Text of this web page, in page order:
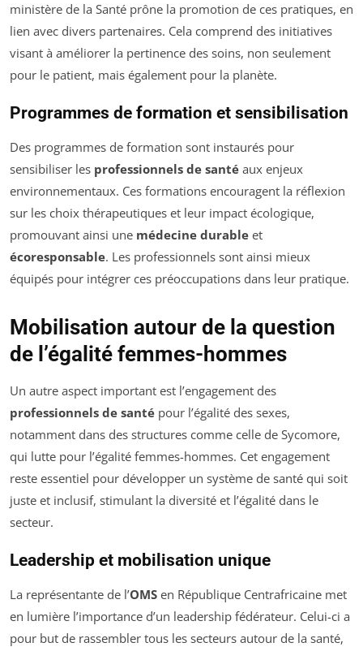
ministère de la Santé prône la promotion de ces pratiques, en
lien avec divers partenaires. Cela comprend des initiatives
visant à améliorer la pertinence des soins, non seulement
pour le patient, mais également pour la planète.
Programmes de formation et sensibilisation
Des programmes de formation sont instaurés pour
sensibiliser les professionnels de santé aux enjeux
environnementaux. Ces formations encouragent la réflexion
sur les choix thérapeutiques et leur impact écologique,
promouvant ainsi une médecine durable et
écoresponsable. Les professionnels sont ainsi mieux
équipés pour intégrer ces préoccupations dans leur pratique.
Mobilisation autour de la question
de l’égalité femmes-hommes
Un autre aspect important est l’engagement des
professionnels de santé pour l’égalité des sexes,
notamment dans des structures comme celle de Sycomore,
qui lutte pour l’égalité femmes-hommes. Cet engagement
reste essentiel pour développer un système de santé qui soit
juste et inclusif, stimulant la diversité et l’égalité dans le
secteur.
Leadership et mobilisation unique
La représentante de l’OMS en République Centrafricaine met
en lumière l’importance d’un leadership fédérateur. Celui-ci a
pour but de rassembler tous les secteurs autour de la santé,